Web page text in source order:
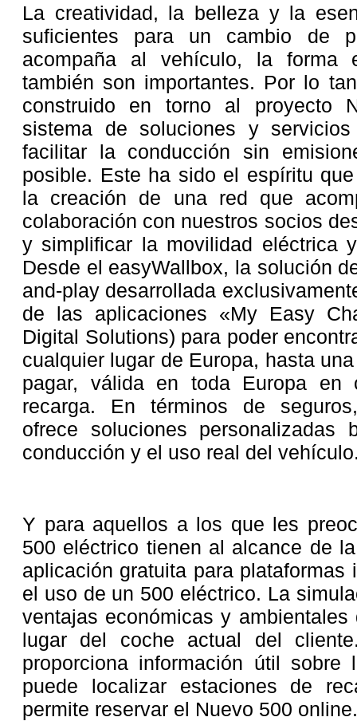
La creatividad, la belleza y la
suficientes para un cambio de
acompaña al vehículo, la forma
también son importantes. Por lo
construido en torno al proyecto
sistema de soluciones y
facilitar la conducción sin
posible. Este ha sido el espíritu
la creación de una red que
colaboración con nuestros socios
y simplificar la movilidad eléctrica
Desde el easyWallbox, la solución
and-play desarrollada
de las aplicaciones «My Easy
Digital Solutions) para poder
cualquier lugar de Europa, hasta
pagar, válida en toda Europa en
recarga. En términos de
ofrece soluciones
conducción y el uso real del
Y para aquellos a los que les
500 eléctrico tienen al alcance de
aplicación gratuita para plataformas
el uso de un 500 eléctrico. La
ventajas económicas y
lugar del coche actual del
proporciona información útil sobre
puede localizar estaciones de
permite reservar el Nuevo 500 online.